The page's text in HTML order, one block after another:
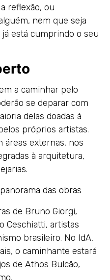
reflexão, ou
nem que seja
está cumprindo o seu
a caminhar pelo
se deparar com
delas doadas à
próprios artistas.
áreas externas, nos
à arquitetura,
das obras
de Bruno Giorgi,
Ceschiatti, artistas
brasileiro. No IdA,
o caminhante estará
de Athos Bulcão,